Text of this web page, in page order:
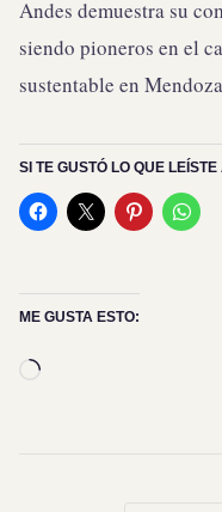
Andes demuestra su
siendo pioneros en el
sustentable en
SI TE GUSTÓ LO QUE
ME GUSTA ESTO:
Cargando...